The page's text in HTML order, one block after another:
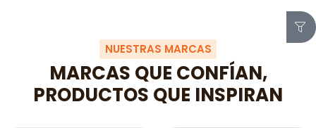
NUESTRAS MARCAS
MARCAS QUE CONFÍAN,
PRODUCTOS QUE INSPIRAN